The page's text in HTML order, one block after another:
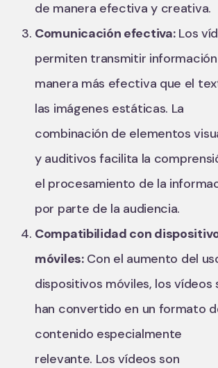
de manera efectiva y creativa.
Comunicación efectiva:Los
permiten transmitir
manera más efectiva que el
las imágenes estáticas. La
combinación de elementos
y auditivos facilita la
el procesamiento de la
por parte de la audiencia.
Compatibilidad con
móviles:Con el aumento del
dispositivos móviles, los vídeos
han convertido en un formato
contenido especialmente
relevante. Los vídeos son